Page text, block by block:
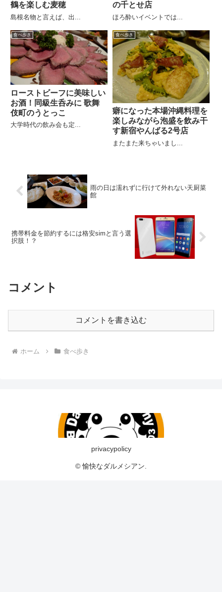
鶴を楽しむ麦穂
島根名物と言えば、出...
の千とせ店
ほろ酔いイベントでは...
食べ歩き
ローストビーフに美味しい
お酒！同級生呑みに 歌舞
伎町のうとっこ
大学時代の飲み会も定...
食べ歩き
癖になった本場沖縄料理を
楽しみながら泡盛を飲み干
す新宿やんばる2号店
またまた来ちゃいまし...
雨の日は濡れずに行けて外れない天厨菜
館
携帯料金を節約するには格安simと言う選
択肢！？
コメント
コメントを書き込む
ホーム 食べ歩き
privacypolicy
© 愉快なダルメシアン.